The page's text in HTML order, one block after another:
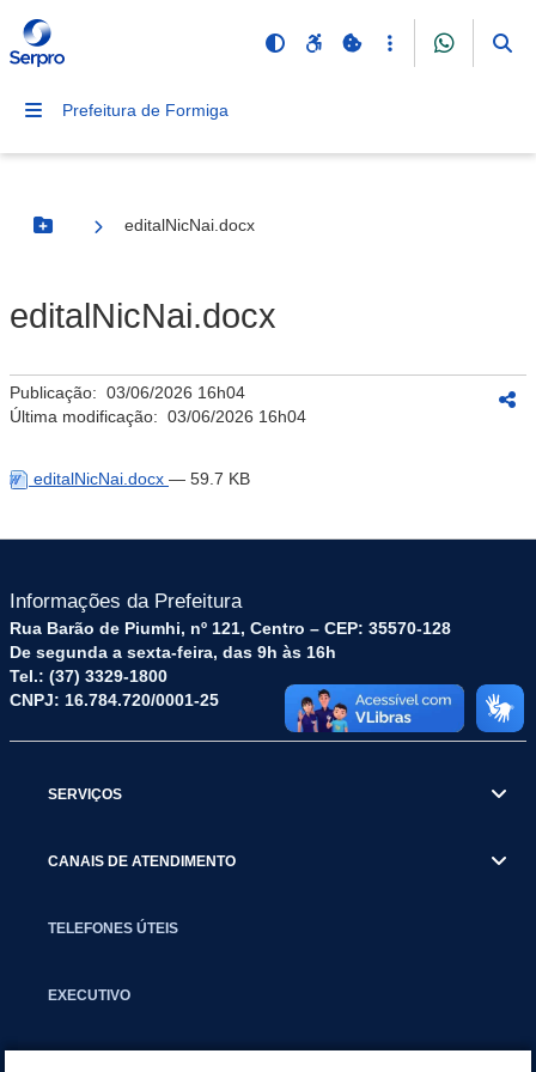
Prefeitura de Formiga
Botão Menu
editalNicNai.docx
editalNicNai.docx
Publicação: 03/06/2026 16h04
Última modificação: 03/06/2026 16h04
editalNicNai.docx — 59.7 KB
Informações da Prefeitura
Rua Barão de Piumhi, nº 121, Centro – CEP: 35570-128
De segunda a sexta-feira, das 9h às 16h
Tel.: (37) 3329-1800
CNPJ: 16.784.720/0001-25
SERVIÇOS
CANAIS DE ATENDIMENTO
TELEFONES ÚTEIS
EXECUTIVO